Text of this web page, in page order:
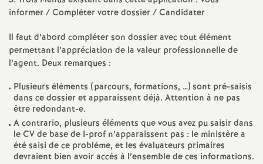
a
l
d
e
s
informer / Compléter votre dossier / Candidater
Il faut d’abord compléter son dossier avec tout élément
permettant l’appréciation de la valeur professionnelle de
l’agent. Deux remarques :
Plusieurs éléments (parcours, formations, …) sont pré-saisis
dans ce dossier et apparaissent déjà. Attention à ne pas
être redondant-e.
A contrario, plusieurs éléments que vous avez pu saisir dans
le CV de base de I-prof n’apparaissent pas : le ministère a
été saisi de ce problème, et les évaluateurs primaires
devraient bien avoir accès à l’ensemble de ces informations.